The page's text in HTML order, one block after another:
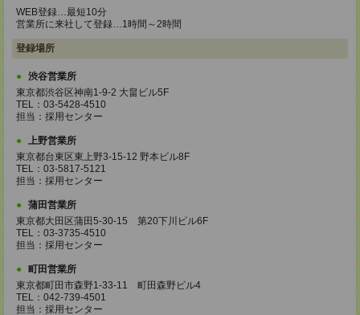
WEB登録…最短10分
営業所に来社して登録…1時間～2時間
登録場所
渋谷営業所
東京都渋谷区神南1-9-2 大畠ビル5F
TEL：03-5428-4510
担当：採用センター
上野営業所
東京都台東区東上野3-15-12 野本ビル8F
TEL：03-5817-5121
担当：採用センター
蒲田営業所
東京都大田区蒲田5-30-15 第20下川ビル6F
TEL：03-3735-4510
担当：採用センター
町田営業所
東京都町田市森野1-33-11 町田森野ビル4
TEL：042-739-4501
担当：採用センター